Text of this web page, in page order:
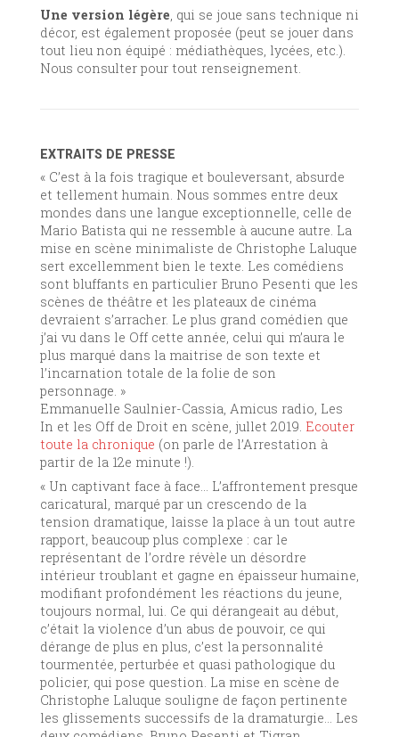
Une version légère, qui se joue sans technique ni
décor, est également proposée (peut se jouer dans
tout lieu non équipé : médiathèques, lycées, etc.).
Nous consulter pour tout renseignement.
EXTRAITS DE PRESSE
« C’est à la fois tragique et bouleversant, absurde
et tellement humain. Nous sommes entre deux
mondes dans une langue exceptionnelle, celle de
Mario Batista qui ne ressemble à aucune autre. La
mise en scène minimaliste de Christophe Laluque
sert excellemment bien le texte. Les comédiens
sont bluffants en particulier Bruno Pesenti que les
scènes de théâtre et les plateaux de cinéma
devraient s’arracher. Le plus grand comédien que
j’ai vu dans le Off cette année, celui qui m’aura le
plus marqué dans la maitrise de son texte et
l’incarnation totale de la folie de son
personnage. »
Emmanuelle Saulnier-Cassia, Amicus radio, Les
In et les Off de Droit en scène, jullet 2019. Ecouter
toute la chronique (on parle de l’Arrestation à
partir de la 12e minute !).
« Un captivant face à face… L’affrontement presque
caricatural, marqué par un crescendo de la
tension dramatique, laisse la place à un tout autre
rapport, beaucoup plus complexe : car le
représentant de l’ordre révèle un désordre
intérieur troublant et gagne en épaisseur humaine,
modifiant profondément les réactions du jeune,
toujours normal, lui. Ce qui dérangeait au début,
c’était la violence d’un abus de pouvoir, ce qui
dérange de plus en plus, c’est la personnalité
tourmentée, perturbée et quasi pathologique du
policier, qui pose question. La mise en scène de
Christophe Laluque souligne de façon pertinente
les glissements successifs de la dramaturgie… Les